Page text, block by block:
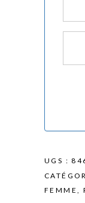
UGS :
FEMME ,